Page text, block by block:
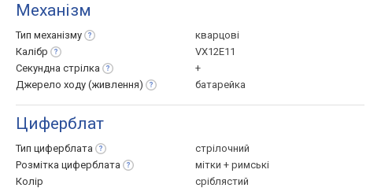
Механізм
Тип механізму
кварцові
Калібр
VX12E11
Секундна стрілка
+
Джерело ходу (живлення) батарейка
Циферблат
Тип циферблата
стрілочний
Розмітка циферблата
мітки + римські
Колір
сріблястий